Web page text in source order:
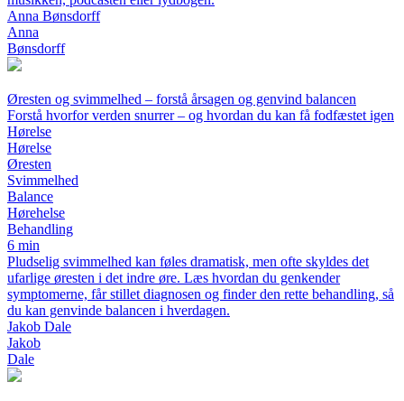
Anna Bønsdorff
Anna
Bønsdorff
Øresten og svimmelhed – forstå årsagen og genvind balancen
Forstå hvorfor verden snurrer – og hvordan du kan få fodfæstet igen
Hørelse
Hørelse
Øresten
Svimmelhed
Balance
Hørehelse
Behandling
6 min
Pludselig svimmelhed kan føles dramatisk, men ofte skyldes det
ufarlige øresten i det indre øre. Læs hvordan du genkender
symptomerne, får stillet diagnosen og finder den rette behandling, så
du kan genvinde balancen i hverdagen.
Jakob Dale
Jakob
Dale